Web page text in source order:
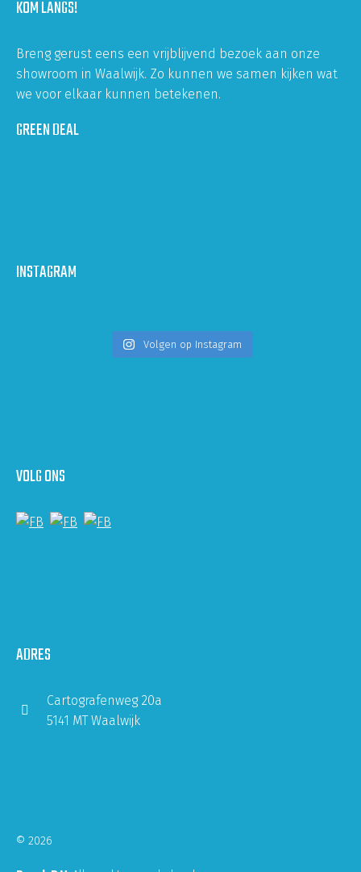
KOM LANGS!
Breng gerust eens een vrijblijvend bezoek aan onze
showroom in Waalwijk. Zo kunnen we samen kijken wat
we voor elkaar kunnen betekenen.
GREEN DEAL
INSTAGRAM
Volgen op Instagram
VOLG ONS
ADRES
Cartografenweg 20a
5141 MT Waalwijk
© 2026